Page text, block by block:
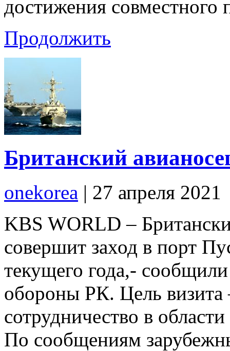
достижения
Продолжить
Британский
onekorea | 27 апреля 2021
KBS WORLD –
совершит заход в порт
текущего года,-
обороны РК. Цель визита
сотрудничество в
По сообщениям